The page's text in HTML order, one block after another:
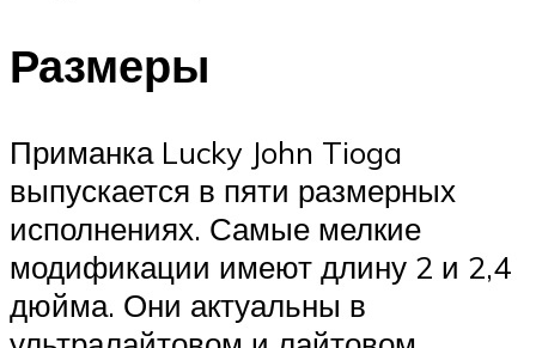
Размеры
Приманка Lucky John Tioga
выпускается в пяти размерных
исполнениях. Самые мелкие
модификации имеют длину 2 и 2,4
дюйма. Они актуальны в